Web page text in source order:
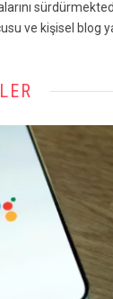
ve kişisel blog